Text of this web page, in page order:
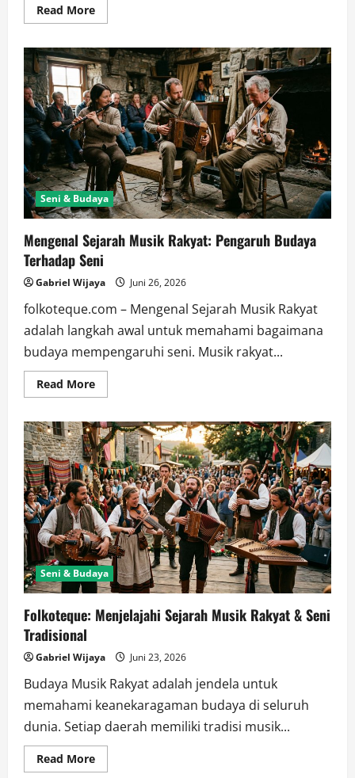
Read MoreRead
more
Eksistensi
Musik
Rakyat
dan
Budaya
Tradisional
di
Era
Modern
Seni & Budaya
Mengenal Sejarah Musik Rakyat: Pengaruh Budaya
Terhadap Seni
Gabriel Wijaya Juni 26, 2026
folkoteque.com – Mengenal Sejarah Musik Rakyat
adalah langkah awal untuk memahami bagaimana
budaya mempengaruhi seni. Musik rakyat...
Read MoreRead
more
Sejarah
Musik
Rakyat:
Pengaruh
Budaya
Terhadap
Seni
Seni & Budaya
Folkoteque: Menjelajahi Sejarah Musik Rakyat & Seni
Tradisional
Gabriel Wijaya Juni 23, 2026
Budaya Musik Rakyat adalah jendela untuk
memahami keanekaragaman budaya di seluruh
dunia. Setiap daerah memiliki tradisi musik...
Read MoreRead
more